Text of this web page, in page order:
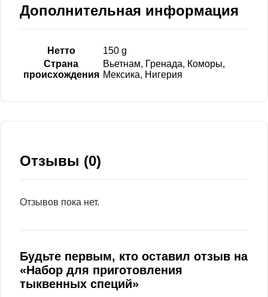
Дополнительная информация
Нетто
150 g
Страна
происхождения
Вьетнам, Гренада, Коморы,
Мексика, Нигерия
Отзывы (0)
Отзывов пока нет.
Будьте первым, кто оставил отзыв на
«Набор для приготовления
тыквенных специй»